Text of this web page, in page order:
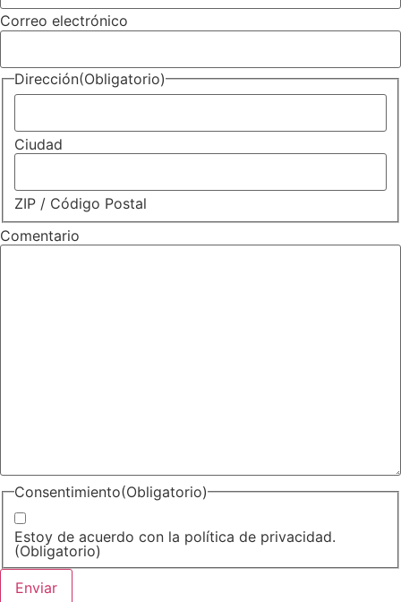
Correo electrónico
Dirección(Obligatorio)
Ciudad
ZIP / Código Postal
Comentario
Consentimiento(Obligatorio)
Estoy de acuerdo con la política de privacidad.
(Obligatorio)